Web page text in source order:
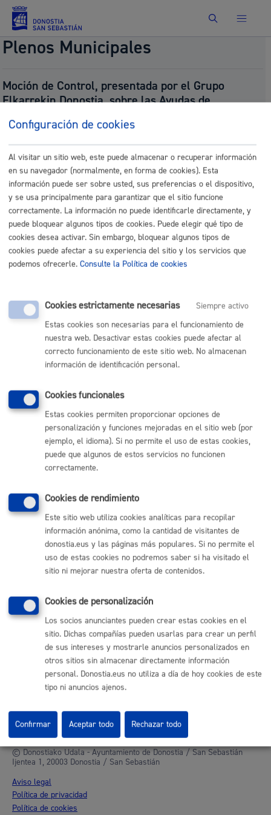
Buscar
Plenos Municipales
Moción de Control, presentada por el Grupo
Elkarrekin Donostia, sobre las Ayudas de
Número:2025/696
Presentado por:Grupo Elkarrekin Donostia Taldea
Presentado el:07/18/2025
Fecha del pleno:07/24/2025
Tipo:Moción de Control
Resultado:Aprobado (puntuka bozkatuta. 1. punto
onartu da / votada por puntos. se aprueba el
punto 1 )
Documentos
P_20250724 Mocion control sobre las AES-
signed.pdf
Comunícate con el Ayuntamiento de Donostia / San
Sebastián
(gratuito desde Donostia / San Sebastián)
Buzón de la ciudadanía
Informar de un error en la web
Enlaces útiles
Ofertas de empleo
Sede electrónica
Mapas - GeoDonostia
Sala de prensa
Mapa web
Otras páginas web corporativas
Donostia Kultura
Donostia Turismo
Fomento de San Sebastián
Síguenos en redes sociales
© Donostiako Udala - Ayuntamiento de Donostia / San Sebastián
Ijentea 1, 20003 Donostia / San Sebastián
Aviso legal
Política de privacidad
Política de cookies
Configuración de cookies
Al visitar un sitio web, este puede almacenar o recuperar información
en su navegador (normalmente, en forma de cookies). Esta
información puede ser sobre usted, sus preferencias o el dispositivo,
y se usa principalmente para garantizar que el sitio funcione
correctamente. La información no puede identificarle directamente, y
puede bloquear algunos tipos de cookies. Puede elegir qué tipo de
cookies desea activar. Sin embargo, bloquear algunos tipos de
cookies puede afectar a su experiencia del sitio y los servicios que
podemos ofrecerle. Consulte la Política de cookies
Cookies estrictamente necesarias
Siempre activo
Estas cookies son necesarias para el funcionamiento de
nuestra web. Desactivar estas cookies puede afectar al
correcto funcionamiento de este sitio web. No almacenan
información de identificación personal.
Cookies funcionales
Estas cookies permiten proporcionar opciones de
personalización y funciones mejoradas en el sitio web (por
ejemplo, el idioma). Si no permite el uso de estas cookies,
puede que algunos de estos servicios no funcionen
correctamente.
Cookies de rendimiento
Este sitio web utiliza cookies analíticas para recopilar
información anónima, como la cantidad de visitantes de
donostia.eus y las páginas más populares. Si no permite el
uso de estas cookies no podremos saber si ha visitado el
sitio ni mejorar nuestra oferta de contenidos.
Cookies de personalización
Los socios anunciantes pueden crear estas cookies en el
sitio. Dichas compañías pueden usarlas para crear un perfil
de sus intereses y mostrarle anuncios personalizados en
otros sitios sin almacenar directamente información
personal. Donostia.eus no utiliza a día de hoy cookies de este
tipo ni anuncios ajenos.
Rechazar todo
Confirmar Aceptar todo